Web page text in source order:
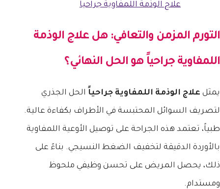
علاج الوذمة اللمفاوية جراحياً
التورم المزمن والتعافي: هل علاج الوذمة
اللمفاوية جراحياً هو الحل النهائي؟
يمثل علاج الوذمة اللمفاوية جراحياً الحل الجذري
لتصريف السوائل المحتبسة في الأطراف بكفاءة عالية.
طبياً، تعتمد هذه الجراحة على توصيل الأوعية اللمفاوية
بالأوردة الدقيقة لتخفيف الضغط النسيجي. بناءً على
ذلك، يحصل المريض على تحسن وظيفي ملحوظ
ومستدام.